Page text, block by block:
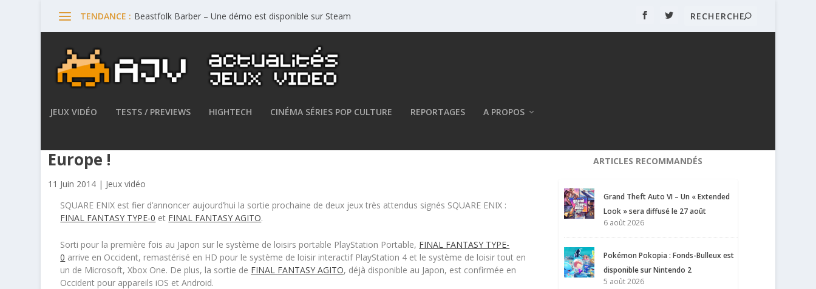
TENDANCE : Beastfolk Barber – Une démo est disponible sur Steam
JEUX VIDÉO TESTS / PREVIEWS HIGHTECH CINÉMA SÉRIES POP CULTURE REPORTAGES A PROPOS
Europe !
11 Juin 2014 | Jeux vidéo
SQUARE ENIX est fier d’annoncer aujourd’hui la sortie prochaine de deux jeux très attendus signés SQUARE ENIX :
FINAL FANTASY TYPE-0 et FINAL FANTASY AGITO.
Sorti pour la première fois au Japon sur le système de loisirs portable PlayStation Portable, FINAL FANTASY TYPE-
0 arrive en Occident, remastérisé en HD pour le système de loisir interactif PlayStation 4 et le système de loisir tout en
un de Microsoft, Xbox One. De plus, la sortie de FINAL FANTASY AGITO, déjà disponible au Japon, est confirmée en
Occident pour appareils iOS et Android.
ARTICLES RECOMMANDÉS
Grand Theft Auto VI – Un « Extended
Look » sera diffusé le 27 août
6 août 2026
Pokémon Pokopia : Fonds-Bulleux est
disponible sur Nintendo 2
5 août 2026